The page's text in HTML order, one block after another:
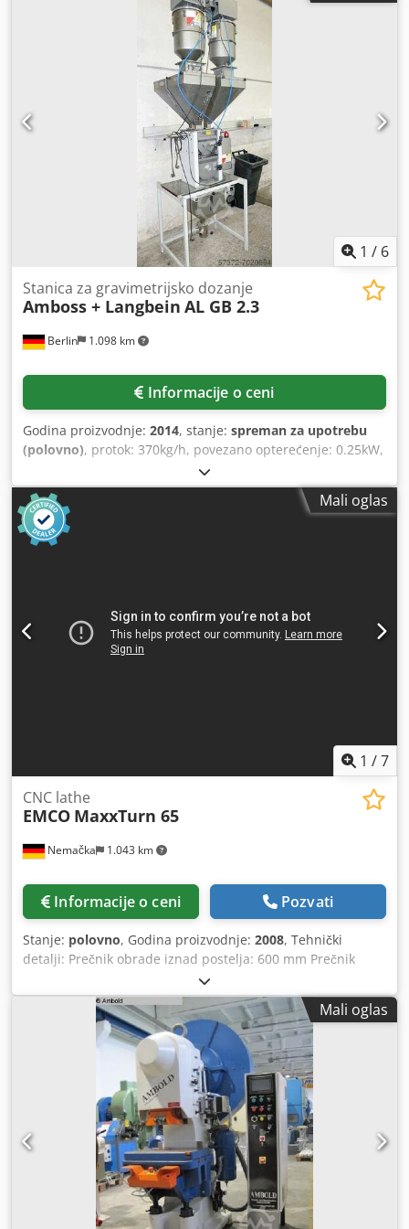
, DIAS ploča za bušenje centar - DIAS PDC-1500
Broj jedinica za bušenje 1 vertikalna Snaga motora 22 kV
vretena obrtnog momenta 280 Nm Codpfx Aegbfaxjidorf
Brzina vretena 10-4000 RPM Automatska promena alata
(ATC) 16 Jedinice Maksimalna težina materijala 760 kg Mak.
Maks. Kapacitet bušenja (mm) Ø40 mm,
1 / 6
Berlin 1.098 km
Stanica za gravimetrijsko dozanje
Amboss + Langbein AL GB 2.3
Informacije o ceni
Godina proizvodnje: 2014, stanje: spreman za upotrebu
(polovno), protok: 370kg/h, povezano opterećenje: 0.25kW,
dužina: 950mm, širina: 950mm, visina: 1115mm, težina:
75kg, uključujući automatsko punjenje, ram, nivo ventila,
kontrolno okno i dokumentaciju. Cjdjh Akm Tspfx Aidjrf
Mali oglas
1 /7
Nemačka 1.043 km
CNC lathe
EMCO MaxxTurn 65
Informacije o ceni Pozvati
Stanje: polovno, Godina proizvodnje: 2008, Tehnički
detalji: Prečnik obrade iznad postelja: 600 mm Prečnik
obrade iznad poprečnog klizača: 540 mm Dužina obrade:
550 mm Uzdužni hod (z-osovina): 800 mm Poprečni hod (x-
osovina): 260 mm Upravljanje: Fanuc 18i-TB Provrt vretena:
Ø 73 mm Prečnik šipke: Ø 65 mm Broj obrtaja: 0 ... 5000
kontinuirano U/min Obrtni moment na vretenu: maks. 250
Nm Brzi hod po X-Z osovini: X/Z: 30 m/min / Y: 12 m/min
Brza rotacija C-osovine: 1000 U/min Revolver za alat - broj
stanica: 12 (Sauter) Radni pritisak: 6,0 bar električna
izvedba - napon/frekvencija: 3 x 400 V / 50-60 Hz Radni
pritisak: 6 bar Ukupna potrebna snaga: 40 kVA Težina
mašine cca.: 5,7 t Dimenzije mašine cca. D x Š x V: 2,2 x 3,4
x 2,4 m Dimenzije transportera strugotine D x Š x V: cca.
2,9 x 0,6 x 0,55 (0,38 t) m Dimenzije posude za strugotinu D
Mali oglas